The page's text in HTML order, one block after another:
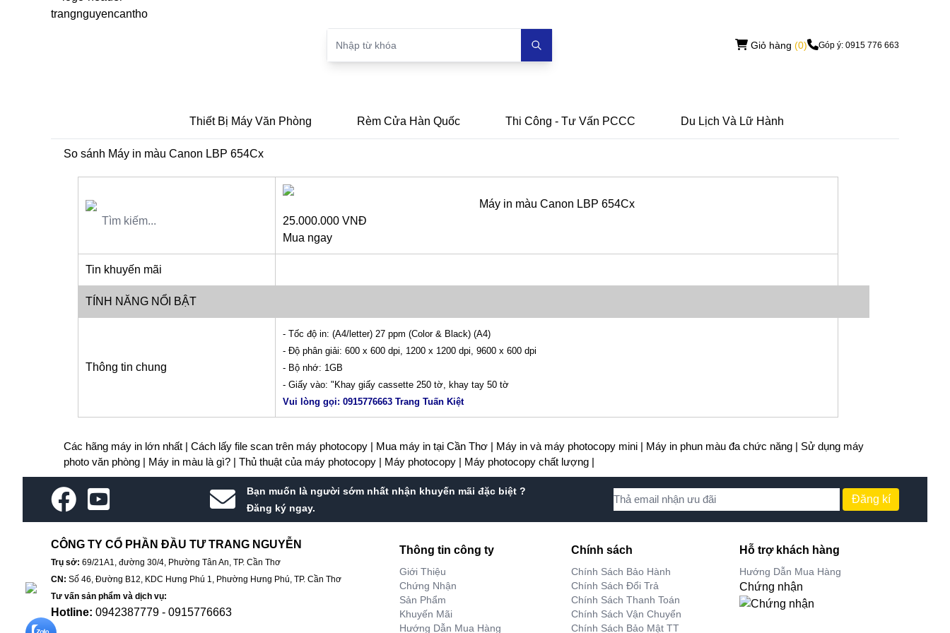
Giỏ hàng (0) Góp ý: 0915 776 663
Thiết Bị Máy Văn Phòng Rèm Cửa Hàn Quốc Thi Công - Tư Vấn PCCC Du Lịch Và Lữ Hành
So sánh Máy in màu Canon LBP 654Cx
Máy in màu Canon LBP 654Cx
25.000.000 VNĐ
Mua ngay
Tin khuyến mãi
TÍNH NĂNG NỔI BẬT
Thông tin chung
- Tốc độ in: (A4/letter) 27 ppm (Color & Black) (A4)
- Độ phân giải: 600 x 600 dpi, 1200 x 1200 dpi, 9600 x 600 dpi
- Bộ nhớ: 1GB
- Giấy vào: "Khay giấy cassette 250 tờ, khay tay 50 tờ
Vui lòng gọi: 0915776663 Trang Tuấn Kiệt
Các hãng máy in lớn nhất | Cách lấy file scan trên máy photocopy | Mua máy in tại Cần Thơ | Máy in và máy photocopy mini | Máy in phun màu đa chức năng | Sử dụng máy
photo văn phòng | Máy in màu là gì? | Thủ thuật của máy photocopy | Máy photocopy | Máy photocopy chất lượng |
Bạn muốn là người sớm nhất nhận khuyến mãi đặc biệt ?
Đăng ký ngay.
Đăng kí
CÔNG TY CỔ PHẦN ĐẦU TƯ TRANG NGUYỄN
Trụ sở: 69/21A1, đường 30/4, Phường Tân An, TP. Cần Thơ
CN: Số 46, Đường B12, KDC Hưng Phú 1, Phường Hưng Phú, TP. Cần Thơ
Tư vấn sản phẩm và dịch vụ:
Hotline: 0942387779 - 0915776663
Thông tin công ty
Giới Thiệu
Chứng Nhận
Sản Phẩm
Khuyến Mãi
Hướng Dẫn Mua Hàng
Chính sách
Chính Sách Bảo Hành
Chính Sách Đổi Trả
Chính Sách Thanh Toán
Chính Sách Vận Chuyển
Chính Sách Bảo Mật TT
Hỗ trợ khách hàng
Hướng Dẫn Mua Hàng
Chứng nhận